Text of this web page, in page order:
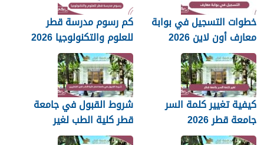
خطوات التسجيل في بوابة
معارف أون لاين 2026
كم رسوم مدرسة قطر
للعلوم والتكنولوجيا 2026
كيفية تغيير كلمة السر
جامعة قطر 2026
شروط القبول في جامعة
قطر كلية الطب لغير
القطريين 2026